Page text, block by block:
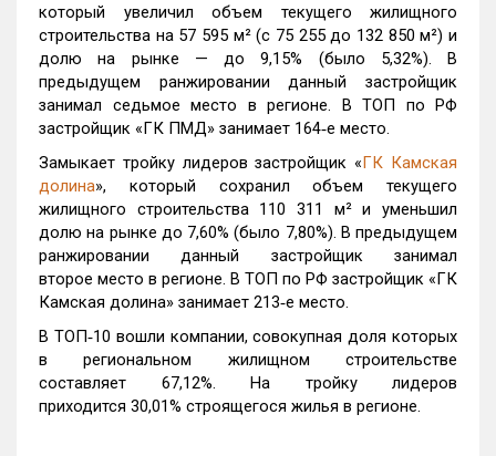
который увеличил объем текущего жилищного
строительства на 57 595 м² (с 75 255 до 132 850 м²) и
долю на рынке — до 9,15% (было 5,32%). В
предыдущем ранжировании данный застройщик
занимал седьмое место в регионе. В ТОП по РФ
застройщик «ГК ПМД» занимает 164‑е место.
Замыкает тройку лидеров застройщик «ГК Камская
долина», который сохранил объем текущего
жилищного строительства 110 311 м² и уменьшил
долю на рынке до 7,60% (было 7,80%). В предыдущем
ранжировании данный застройщик занимал
второе место в регионе. В ТОП по РФ застройщик «ГК
Камская долина» занимает 213‑е место.
В ТОП‑10 вошли компании, совокупная доля которых
в региональном жилищном строительстве
составляет 67,12%. На тройку лидеров
приходится 30,01% строящегося жилья в регионе.